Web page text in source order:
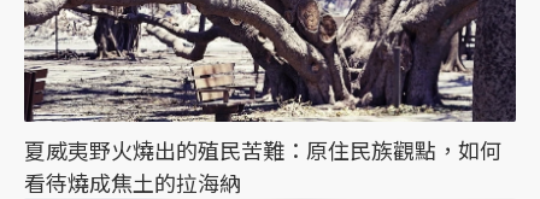
夏威夷野火燒出的殖民苦難：原住民族觀點，如何
看待燒成焦土的拉海納